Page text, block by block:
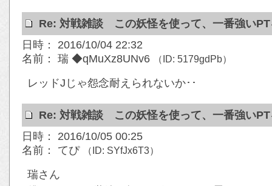
Re: 対戦雑談 この妖怪を使って、一番強い
日時： 2016/10/04 22:32
名前： 瑞 ◆qMuXz8UNv6
（ID: 5179gdPb）
レッドJじゃ怨念耐えられないか･･
Re: 対戦雑談 この妖怪を使って、一番強い
日時： 2016/10/05 00:25
名前： てぴ
（ID: SYfJx6T3）
瑞さん